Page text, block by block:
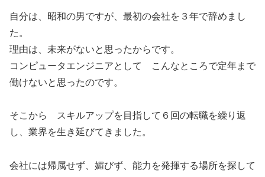
自分は、昭和の男ですが、最初の会社を３年で辞めまし
た。
理由は、未来がないと思ったからです。
コンピュータエンジニアとして こんなところで定年まで
働けないと思ったのです。
そこから スキルアップを目指して６回の転職を繰り返
し、業界を生き延びてきました。
会社には帰属せず、媚びず、能力を発揮する場所を探して